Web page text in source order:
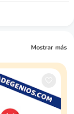
Mostrar más